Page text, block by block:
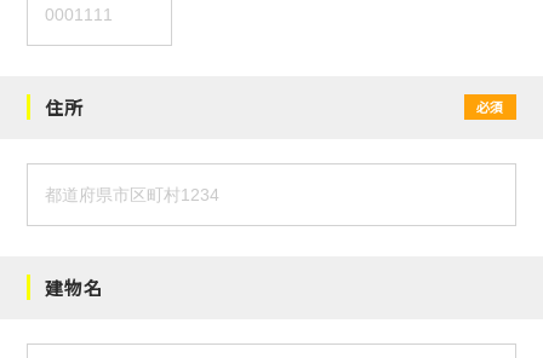
住所 必須
建物名